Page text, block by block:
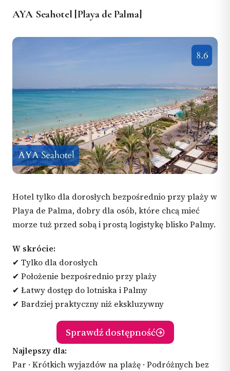
AYA Seahotel [Playa de Palma]
Hotel tylko dla dorosłych bezpośrednio przy plaży w
Playa de Palma, dobry dla osób, które chcą mieć
morze tuż przed sobą i prostą logistykę blisko Palmy.
W skrócie:
✔ Tylko dla dorosłych
✔ Położenie bezpośrednio przy plaży
✔ Łatwy dostęp do lotniska i Palmy
✔ Bardziej praktyczny niż ekskluzywny
Sprawdź dostępność
Najlepszy dla:
Par · Krótkich wyjazdów na plażę · Podróżnych bez